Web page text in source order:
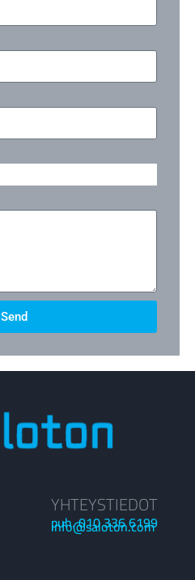
Send
YHTEYSTIEDOT
puh. 010 336 6199
info@saloton.com